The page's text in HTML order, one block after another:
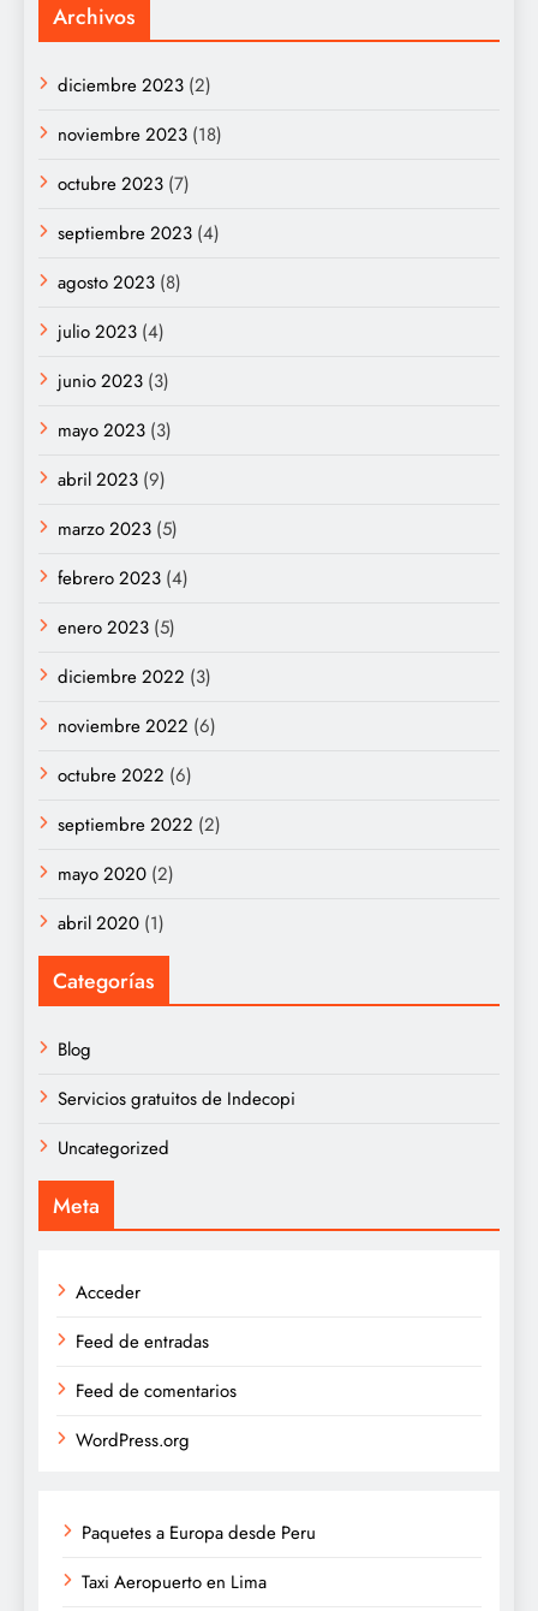
Archivos
diciembre 2023 (2)
noviembre 2023 (18)
octubre 2023 (7)
septiembre 2023 (4)
agosto 2023 (8)
julio 2023 (4)
junio 2023 (3)
mayo 2023 (3)
abril 2023 (9)
marzo 2023 (5)
febrero 2023 (4)
enero 2023 (5)
diciembre 2022 (3)
noviembre 2022 (6)
octubre 2022 (6)
septiembre 2022 (2)
mayo 2020 (2)
abril 2020 (1)
Categorías
Blog
Servicios gratuitos de Indecopi
Uncategorized
Meta
Acceder
Feed de entradas
Feed de comentarios
WordPress.org
Paquetes a Europa desde Peru
Taxi Aeropuerto en Lima